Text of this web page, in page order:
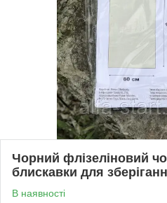
Чорний флізеліновий
блискавки для
В наявності